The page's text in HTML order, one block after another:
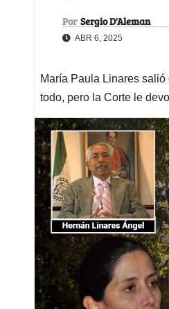
Por Sergio D'Aleman
ABR 6, 2025
María Paula Linares
todo, pero la Corte le